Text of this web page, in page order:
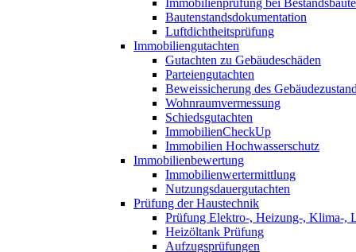
Bautenstandsdokumentation
Luftdichtheitsprüfung
Immobiliengutachten
Gutachten zu Gebäudeschäden
Parteiengutachten
Beweissicherung des
Wohnraumvermessung
Schiedsgutachten
ImmobilienCheckUp
Immobilien Hochwasserschutz
Immobilienbewertung
Immobilienwertermittlung
Nutzungsdauergutachten
Prüfung der Haustechnik
Prüfung Elektro-, Heizung-, Klima-,
Heizöltank Prüfung
Aufzugsprüfungen